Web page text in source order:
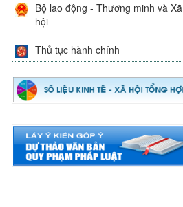
Bộ lao động - Thương minh và Xã
hội
Thủ tục hành chính